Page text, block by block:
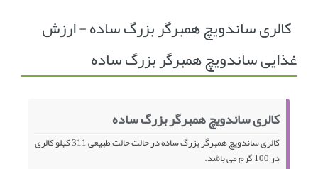
انجمن متخصصین زنان و اوما انتخاب نام کودک
فهرست مواد غذایی اپلیکیشن بارداری و کودک اوما
کالری ساندویچ همبرگر بزرگ ساده - ارزش
غذایی ساندویچ همبرگر بزرگ ساده
کالری ساندویچ همبرگر بزرگ ساده
کالری ساندویچ همبرگر بزرگ ساده در حالت حالت طبیعی 311 کیلو کالری
در 100 گرم می باشد.